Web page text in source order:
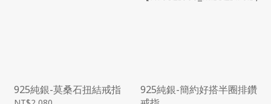
925純銀-莫桑石扭結戒指
925純銀-簡約好搭半圈排鑽